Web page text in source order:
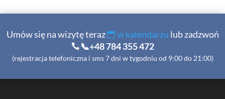
Umów się na wizytę teraz w kalendarzu lub zadzwoń
📞+48 784 355 472
(rejestracja telefoniczna i sms 7 dni w tygodniu od 9:00 do 21:00)